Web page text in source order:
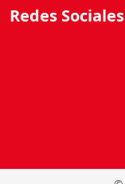
Redes Sociales